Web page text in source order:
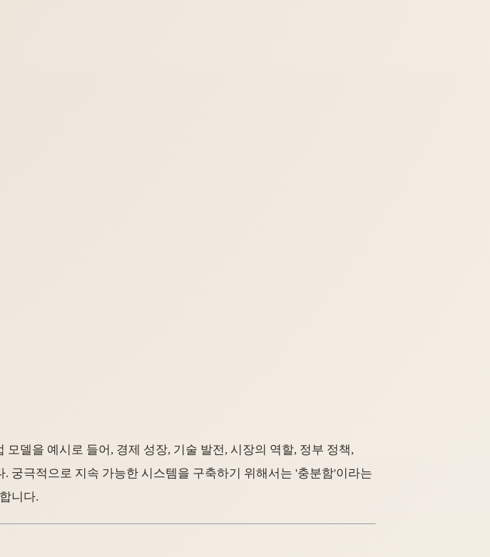
델을 예시로 들어, 경제 성장, 기술 발전, 시장의 역할, 정부 정책,
궁극적으로 지속 가능한 시스템을 구축하기 위해서는 '충분함'이라는
니다.